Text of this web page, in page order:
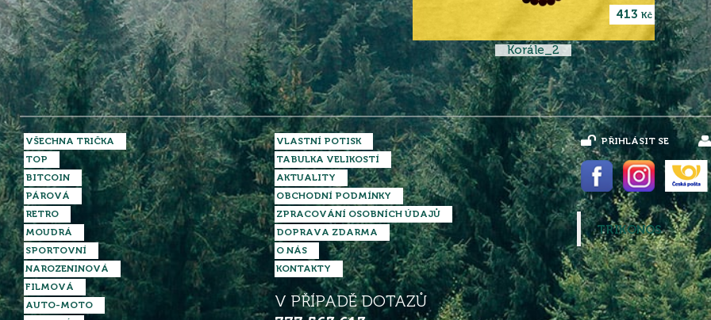
413 Kč
Korále_2
VŠECHNA TRIČKA
TOP
BITCOIN
PÁROVÁ
RETRO
MOUDRÁ
SPORTOVNÍ
NAROZENINOVÁ
FILMOVÁ
AUTO-MOTO
VLASTNÍ POTISK
TABULKA VELIKOSTÍ
AKTUALITY
OBCHODNÍ PODMÍNKY
ZPRACOVÁNÍ OSOBNÍCH ÚDAJŮ
DOPRAVA ZDARMA
O NÁS
KONTAKTY
V PŘÍPADĚ DOTAZŮ
PŘIHLÁSIT SE
TRIKONOS